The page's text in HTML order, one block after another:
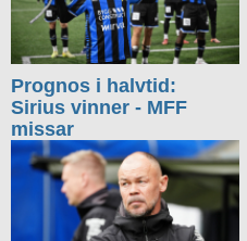
Prognos i halvtid:
Sirius vinner - MFF
missar